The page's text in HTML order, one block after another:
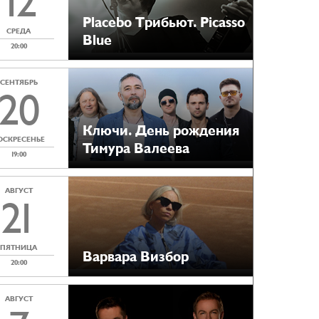
СРЕДА
20:00
Placebo Tрибьют. Picasso
Blue
СЕНТЯБРЬ
19:00
Ключи. День рождения
Тимура Валеева
АВГУСТ
21
ПЯТНИЦА
20:00
Варвара Визбор
АВГУСТ